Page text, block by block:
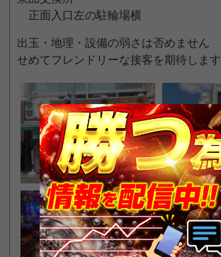
正面入口左の駐輪場横
出玉・地理・設備の弱さは否めません
せめてフレンドリーな接客を期待します